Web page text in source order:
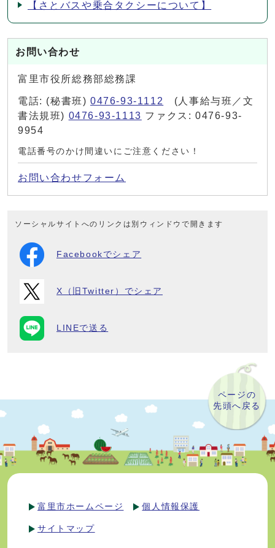
【さとバスや乗合タクシーについて】
お問い合わせ
富里市役所総務部総務課
電話: (秘書班) 0476-93-1112
(人事給与班／文
書法規班) 0476-93-1113 ファクス: 0476-93-
9954
電話番号のかけ間違いにご注意ください！
お問い合わせフォーム
ソーシャルサイトへのリンクは別ウィンドウで開きます
Facebookでシェア
X（旧Twitter）でシェア
LINEで送る
ページの
先頭へ戻る
富里市ホームページ 個人情報保護
サイトマップ